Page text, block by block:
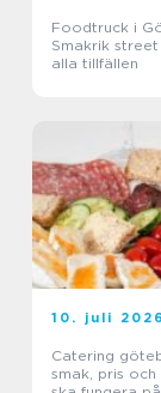
Foodtruck i
Smakrik
alla tillfällen
10. juli 2026
Catering
smak, pris